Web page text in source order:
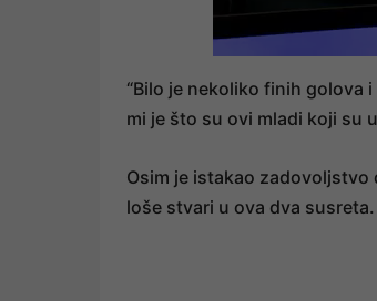
“Bilo je nekoliko finih golova
mi je što su ovi mladi koji su
Osim je istakao zadovoljstvo
loše stvari u ova dva susreta.